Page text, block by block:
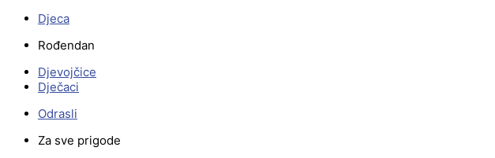
Djeca
Rođendan
Djevojčice
Dječaci
Odrasli
Za sve prigode